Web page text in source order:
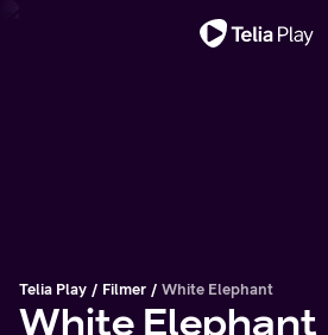
Telia Play Filmer White Elephant
White Elephant